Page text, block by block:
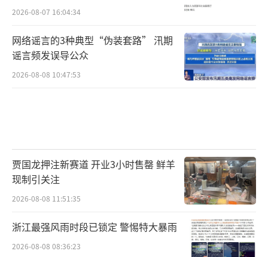
2026-08-07 16:04:34
网络谣言的3种典型“伪装套路” 汛期
谣言频发误导公众
2026-08-08 10:47:53
贾国龙押注新赛道 开业3小时售罄 鲜羊
现制引关注
2026-08-08 11:51:35
浙江最强风雨时段已锁定 警惕特大暴雨
2026-08-08 08:36:23